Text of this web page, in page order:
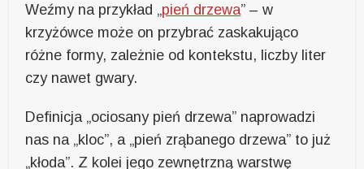
Weźmy na przykład „pień drzewa” – w
krzyżówce może on przybrać zaskakująco
różne formy, zależnie od kontekstu, liczby liter
czy nawet gwary.
Definicja „ociosany pień drzewa” naprowadzi
nas na „kloc”, a „pień zrąbanego drzewa” to już
„kłoda”. Z kolei jego zewnętrzną warstwę